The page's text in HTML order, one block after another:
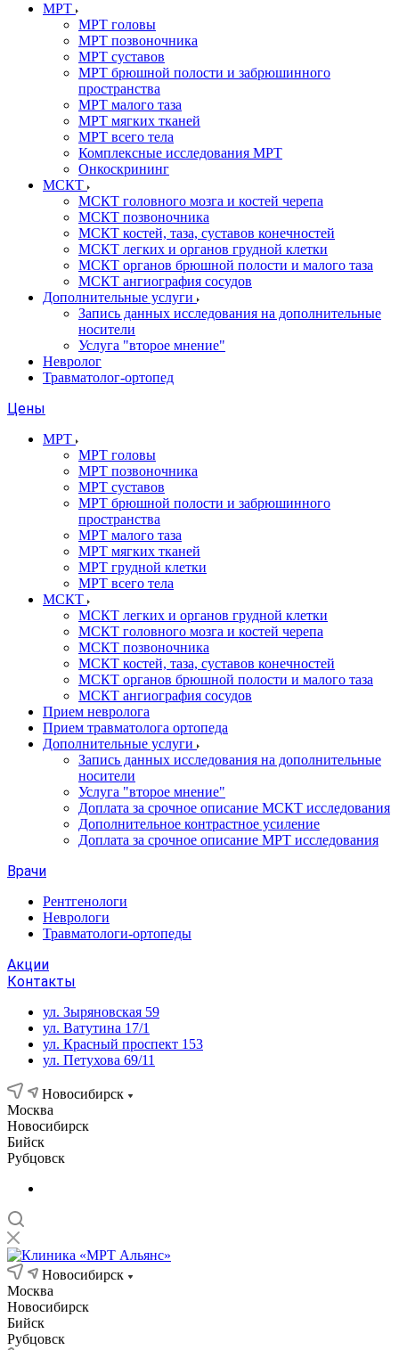
МРТ
МРТ головы
МРТ позвоночника
МРТ суставов
МРТ брюшной полости и забрюшинного
пространства
МРТ малого таза
МРТ мягких тканей
МРТ всего тела
Комплексные исследования МРТ
Онкоскрининг
МСКТ
МСКТ головного мозга и костей черепа
МСКТ позвоночника
МСКТ костей, таза, суставов конечностей
МСКТ легких и органов грудной клетки
МСКТ органов брюшной полости и малого таза
МСКТ ангиография сосудов
Дополнительные услуги
Запись данных исследования на дополнительные
носители
Услуга "второе мнение"
Невролог
Травматолог-ортопед
Цены
МРТ
МРТ головы
МРТ позвоночника
МРТ суставов
МРТ брюшной полости и забрюшинного
пространства
МРТ малого таза
МРТ мягких тканей
МРТ грудной клетки
МРТ всего тела
МСКТ
МСКТ легких и органов грудной клетки
МСКТ головного мозга и костей черепа
МСКТ позвоночника
МСКТ костей, таза, суставов конечностей
МСКТ органов брюшной полости и малого таза
МСКТ ангиография сосудов
Прием невролога
Прием травматолога ортопеда
Дополнительные услуги
Запись данных исследования на дополнительные
носители
Услуга "второе мнение"
Доплата за срочное описание МСКТ исследования
Дополнительное контрастное усиление
Доплата за срочное описание МРТ исследования
Врачи
Рентгенологи
Неврологи
Травматологи-ортопеды
Акции
Контакты
ул. Зыряновская 59
ул. Ватутина 17/1
ул. Красный проспект 153
ул. Петухова 69/11
Новосибирск
Москва
Новосибирск
Бийск
Рубцовск
Новосибирск
Москва
Новосибирск
Бийск
Рубцовск